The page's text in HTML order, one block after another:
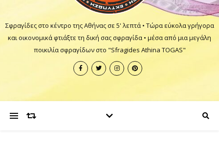
Σφραγίδες στο κέντρο της Αθήνας σε 5' λεπτά • Τώρα εύκολα γρήγορα
και οικονομικά φτιάξτε τη δική σας σφραγίδα • μέσα από μια μεγάλη
ποικιλία σφραγίδων στο "Sfragides Athina TOGAS"